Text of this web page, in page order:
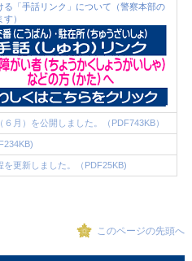
る「手話リンク」について（警察本部の
）
月）を公開しました。（PDF743KB）
を更新しました。（PDF25KB)
このページの先頭へ